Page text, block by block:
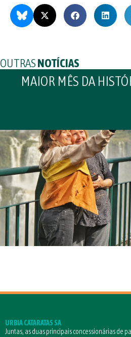
OUTRASNOTÍCIAS
MAIOR MÊS DA
URBIA CATARATAS SA
Juntas, as duas principais concessionárias de